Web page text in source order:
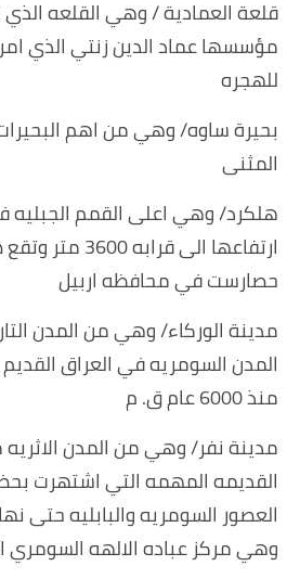
قلعة العمادية / وهي القلعه
للهجره
بحيرة ساوه/ وهي من اهم
المثنى
هلكرد/ وهي اعلى القمم الجبليه
ارتفاعها الى
حصارست في محافظه اربيل
مدينة الوركاء/ وهي من المدن
المدن السومريه في العراق
منذ 6000 عام ق. م
مدينة نفر/ وهي من المدن الاثريه
القديمه المهمه التي اشتهرت
العصور السومريه والبابليه حتى
وهي مركز عباده الالهه السومري